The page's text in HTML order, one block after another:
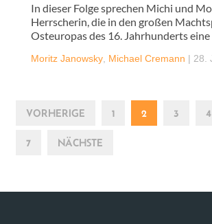
In dieser Folge sprechen Michi und
Herrscherin, die in den großen
Osteuropas des 16. Jahrhunderts
Moritz Janowsky Michael Cremann | 28.
VORHERIGE 1 2 3 4
7 NÄCHSTE